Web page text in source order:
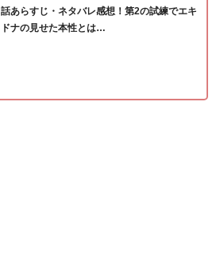
話あらすじ・ネタバレ感想！第2の試練でエキ
ドナの見せた本性とは…